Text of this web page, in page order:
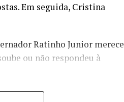
Em seguida, Cristina
Ratinho Junior merece
ou não respondeu à
do paraná.